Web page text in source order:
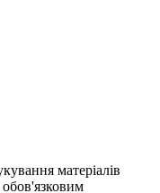
матеріалів